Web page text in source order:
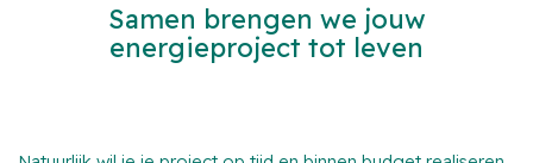
Samen brengen we jouw
energieproject tot leven